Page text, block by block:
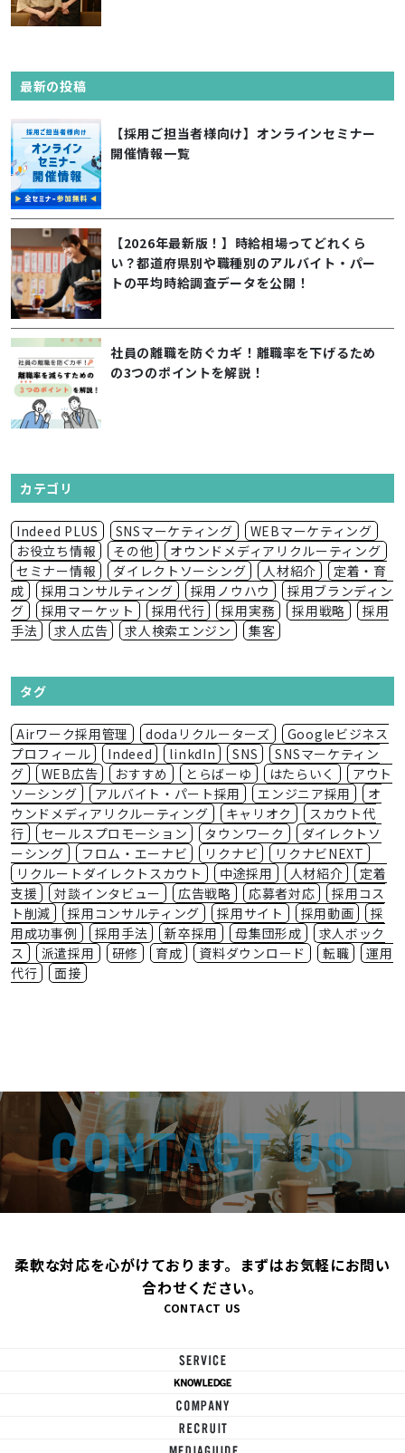
最新の投稿
【採用ご担当者様向け】オンラインセミナー
開催情報一覧
【2026年最新版！】時給相場ってどれくら
い？都道府県別や職種別のアルバイト・パー
トの平均時給調査データを公開！
社員の離職を防ぐカギ！離職率を下げるため
の3つのポイントを解説！
カテゴリ
Indeed PLUS SNSマーケティング
WEBマーケティング
お役立ち情報
その他
オウンドメディアリクルーティング
セミナー情報
ダイレクトソーシング 人材紹介
定着・育
成
採用コンサルティング 採用ノウハウ
採用ブランディン
グ
採用マーケット 採用代行 採用実務 採用戦略
採用
手法
求人広告 求人検索エンジン 集客
タグ
Airワーク採用管理 dodaリクルーターズ
Googleビジネス
プロフィール
Indeed linkdIn SNS
SNSマーケティン
グ
WEB広告 おすすめ とらばーゆ はたらいく
アウト
ソーシング
アルバイト・パート採用 エンジニア採用
オ
ウンドメディアリクルーティング
キャリオク
スカウト代
行
セールスプロモーション タウンワーク
ダイレクトソ
ーシング
フロム・エーナビ リクナビ
リクナビNEXT
リクルートダイレクトスカウト
中途採用 人材紹介
定着
支援
対談インタビュー 広告戦略 応募者対応
採用コス
ト削減
採用コンサルティング 採用サイト 採用動画
採
用成功事例
採用手法 新卒採用 母集団形成
求人ボック
ス
派遣採用 研修 育成 資料ダウンロード 転職
運用
代行
面接
柔軟な対応を心がけております。まずはお気軽にお問い
合わせください。
CONTACT US